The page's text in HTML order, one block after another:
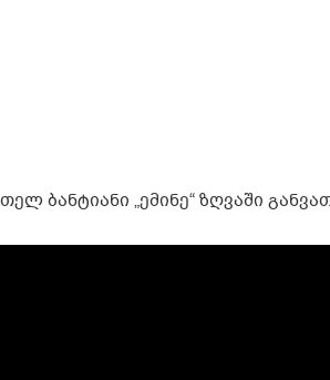
ბანტიანი „ემინე“ ზღვაში